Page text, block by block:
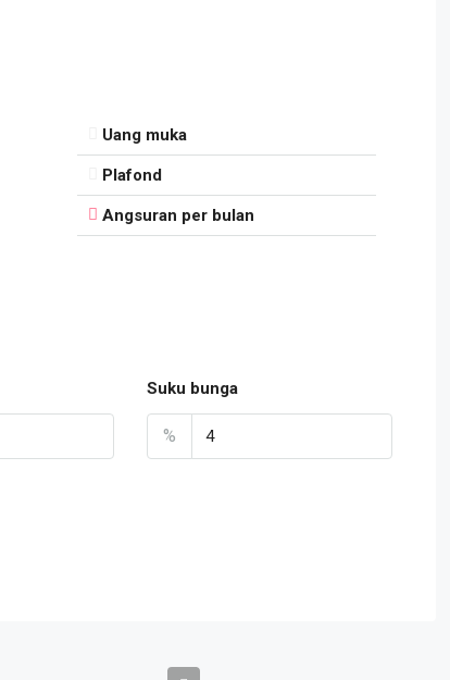
Uang muka
Plafond
Angsuran per bulan
Suku bunga
%